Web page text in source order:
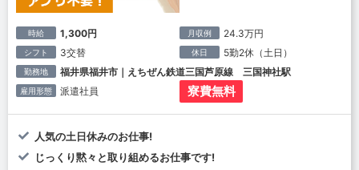
時給 1,300円 月収例 24.3万円
シフト 3交替 休日 5勤2休（土日）
勤務地 福井県福井市｜えちぜん鉄道三国芦原線 三国神社駅
雇用形態 派遣社員 寮費無料
人気の土日休みのお仕事!
じっくり黙々と取り組めるお仕事です!